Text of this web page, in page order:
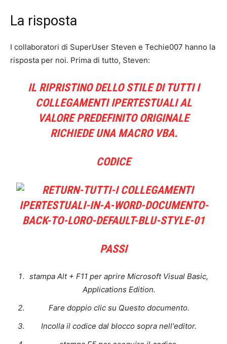
La risposta
I collaboratori di SuperUser Steven e Techie007 hanno la
risposta per noi. Prima di tutto, Steven:
IL RIPRISTINO DELLO STILE DI TUTTI I
COLLEGAMENTI IPERTESTUALI AL
VALORE PREDEFINITO ORIGINALE
RICHIEDE UNA MACRO VBA.
CODICE
PASSI
stampa Alt + F11 per aprire Microsoft Visual Basic,
Applications Edition.
Fare doppio clic su Questo documento.
Incolla il codice dal blocco sopra nell'editor.